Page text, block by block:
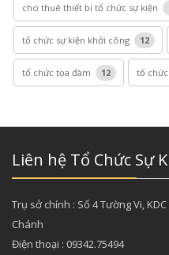
cho thuê thiết bị tổ chức sự kiện
tổ chức sự kiện khởi công 12
tổ chức tọa đàm 12 tổ
Liên hệ Tổ Chức Sự
Trụ sở chính : Số 4 Tường Vi,
Chánh
Điện thoại : 09342.75494